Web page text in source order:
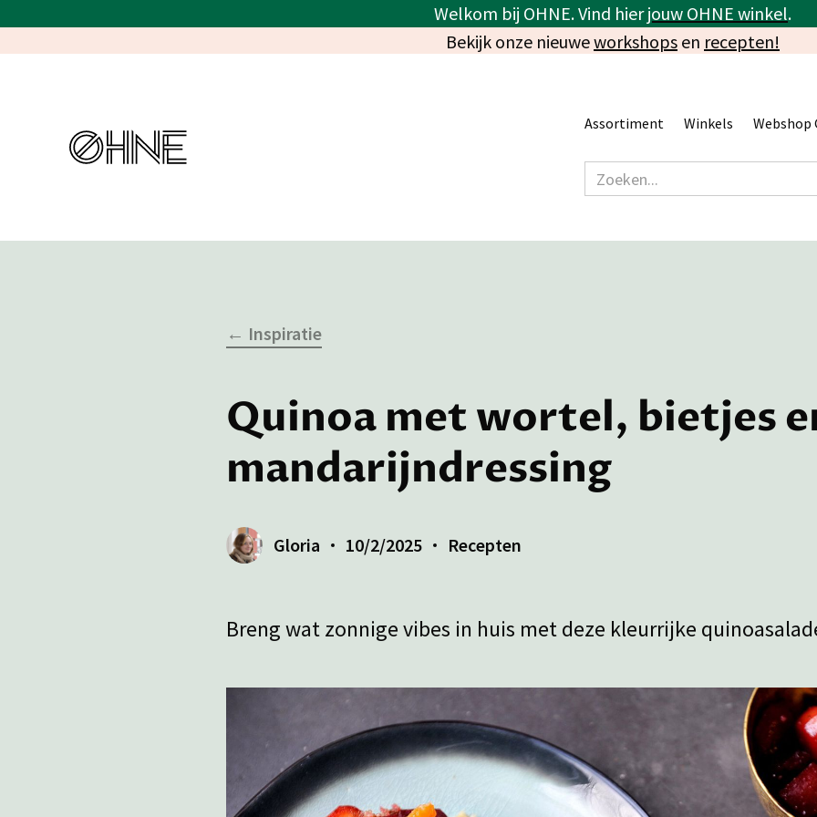
Welkom bij OHNE. Vind hierjouw OHNE winkel.
Bekijk onze nieuweworkshops en recepten!
Assortiment Winkels Webshop
← Inspiratie
Quinoa met wortel, bietjes
mandarijndressing
Gloria 10/2/2025 Recepten
Breng wat zonnige vibes in huis met deze kleurrijke